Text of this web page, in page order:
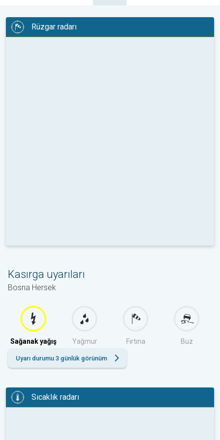
Rüzgar radarı
Kasırga uyarıları
Bosna Hersek
Sağanak yağış Yağmur Fırtına Buz
Uyarı durumu 3 günlük görünüm
Sıcaklık radarı